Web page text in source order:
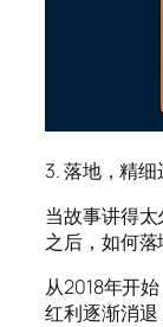
3. 落地，精细
当故事讲得
之后，如何落
从2018年开
红利逐渐消退